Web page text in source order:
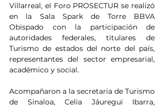
Villarreal, el Foro PROSECTUR se realizó
en la Sala Spark de Torre BBVA
Obispado con la participación de
autoridades federales, titulares de
Turismo de estados del norte del país,
representantes del sector empresarial,
académico y social.
Acompañaron a la secretaria de Turismo
de Sinaloa, Celia Jáuregui Ibarra,